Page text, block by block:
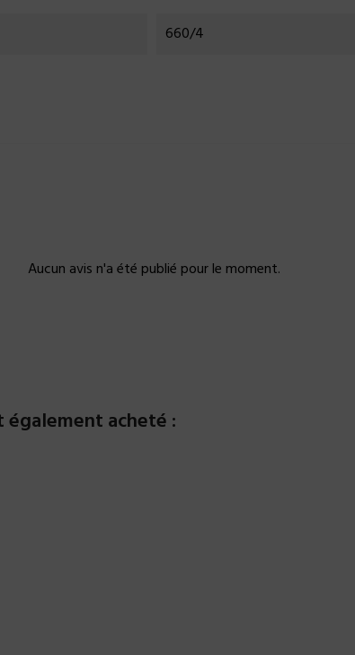
660/4
Aucun avis n'a été publié pour le moment.
acheté :